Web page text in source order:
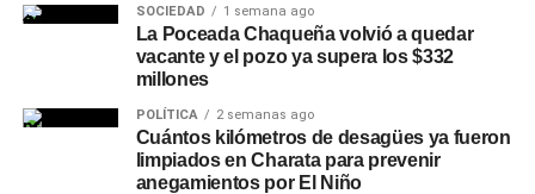
SOCIEDAD 1 semana ago
La Poceada Chaqueña volvió a quedar
vacante y el pozo ya supera los $332
millones
POLÍTICA 2 semanas ago
Cuántos kilómetros de desagües ya fueron
limpiados en Charata para prevenir
anegamientos por El Niño